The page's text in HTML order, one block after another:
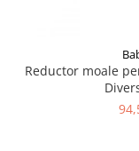
Reductor moale